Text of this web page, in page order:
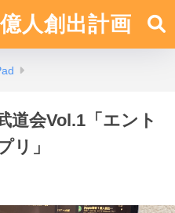
人創出計画
道会Vol.1「エント
リ」